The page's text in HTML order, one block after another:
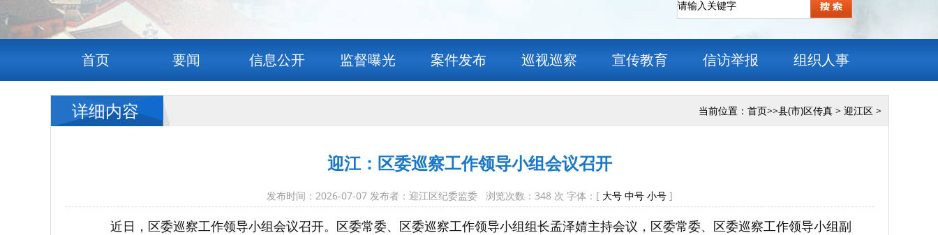
首页 要闻 信息公开 监督曝光 案件发布 巡视巡察 宣传教育 信访举报 组织人事
当前位置： 首页>>县(市)区传真 > 迎江区 >
详细内容
迎江：区委巡察工作领导小组会议召开
发布时间：2026-07-07 发布者：迎江区纪委监委 浏览次数： 348 次 字体：[ 大号 中号 小号 ]
近日，区委巡察工作领导小组会议召开。区委常委、区委巡察工作领导小组组长孟泽婧主持会议，区委常委、区委巡察工作领导小组副